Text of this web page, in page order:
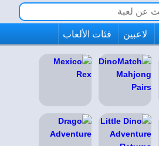
لاعبين فئات الألعاب